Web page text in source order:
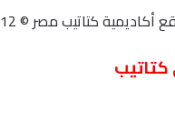
كتاتيب مصر © 2012 - 2026